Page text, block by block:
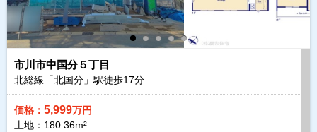
市川市中国分５丁目
北総線「北国分」駅徒歩17分
価格： 5,999万円
土地：180.36m²